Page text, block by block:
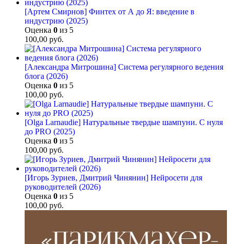
[Артем Смирнов] Финтех от А до Я: введение в
индустрию (2025)
Оценка 0 из 5
100,00 руб.
[Александра Митрошина] Система регулярного ведения
блога (2026)
Оценка 0 из 5
100,00 руб.
[Olga Larnaudie] Натуральные твердые шампуни. С нуля
до PRO (2025)
Оценка 0 из 5
100,00 руб.
[Игорь Зуриев, Дмитрий Чинянин] Нейросети для
руководителей (2026)
Оценка 0 из 5
100,00 руб.